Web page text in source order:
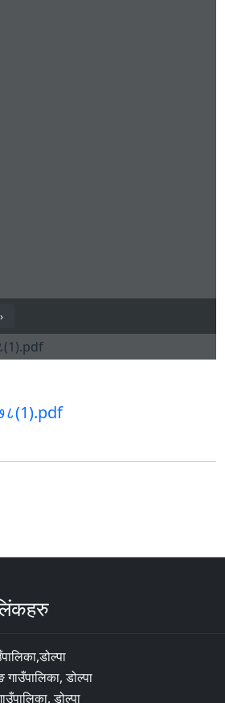
गाउँपालिका, डोल्पा
डोल्पा